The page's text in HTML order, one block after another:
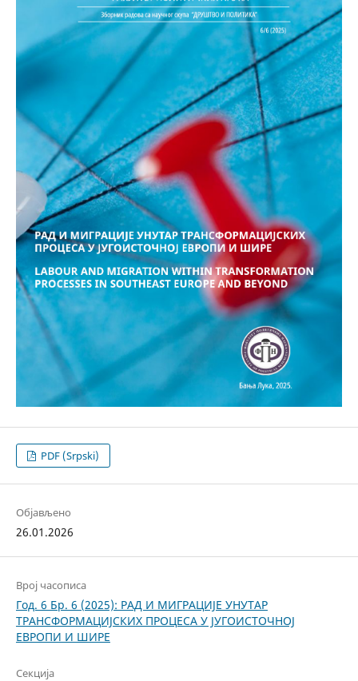
PDF (Srpski)
Објављено
26.01.2026
Bрој часописа
Год. 6 Бр. 6 (2025): РАД И МИГРАЦИЈЕ УНУТАР
ТРАНСФОРМАЦИЈСКИХ ПРОЦЕСА У ЈУГОИСТОЧНОЈ
ЕВРОПИ И ШИРЕ
Секција